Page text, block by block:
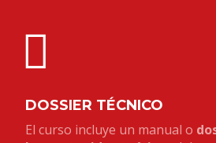
DOSSIER TÉCNICO
El curso incluye un manual o